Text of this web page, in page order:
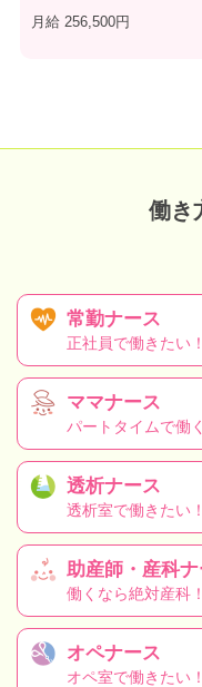
月給 256,500円
働き
常勤ナース
正社員で働きたい！
ママナース
パートタイムで働く
透析ナース
透析室で働きたい！
助産師・産科ナ
働くなら絶対産科！
オペナース
オペ室で働きたい！